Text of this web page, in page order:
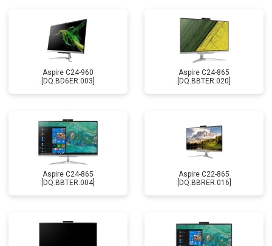
Aspire C24-960
[DQ.BD6ER.003]
Aspire C24-865
[DQ.BBTER.020]
Aspire C24-865
[DQ.BBTER.004]
Aspire C22-865
[DQ.BBRER.016]